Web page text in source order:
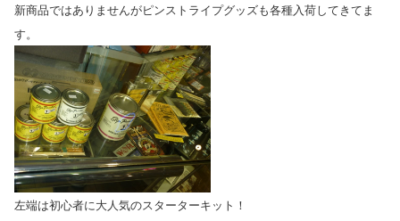
新商品ではありませんがピンストライプグッズも各種入荷してきてま
す。
左端は初心者に大人気のスターターキット！